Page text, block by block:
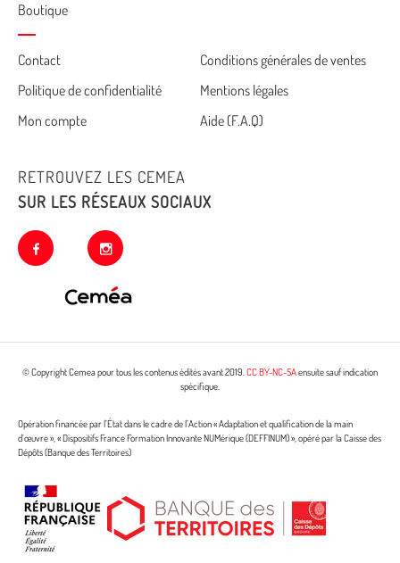
Boutique
Cemea
footer
Contact
Conditions générales de ventes
Politique de confidentialité
Mentions légales
Mon compte
Aide (F.A.Q)
RETROUVEZ LES CEMEA
SUR LES RÉSEAUX SOCIAUX
facebook instagram
© Copyright Cemea pour tous les contenus édités avant 2019.CC BY-NC-SAensuite sauf indication
spécifique.
Opération financée par l’État dans le cadre de l’Action « Adaptation et qualification de la main
d’œuvre », « Dispositifs France Formation Innovante NUMérique (DEFFINUM) », opéré par la Caisse des
Dépôts (Banque des Territoires)